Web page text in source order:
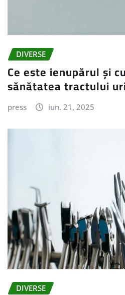
DIVERSE
Ce este ienupărul și
sănătatea tractului
press iun. 21, 2025
DIVERSE